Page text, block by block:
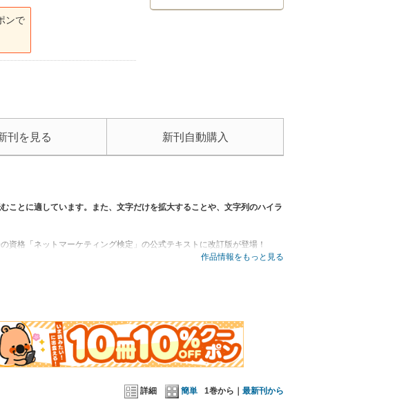
ンで
刊を見る 新刊自動購入
とに適しています。また、文字だけを拡大することや、文字列のハイラ
格「ネットマーケティング検定」の公式テキストに改訂版が登場！
知識が問われる試験内容に対応し、全分野を丁寧に解説しました。
作品情報をもっと見る
詳細 簡単 1巻から｜ 最新刊から